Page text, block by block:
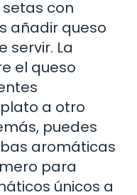
con
añadir queso
servir. La
el queso
a otro
puedes
aromáticas
para
únicos a